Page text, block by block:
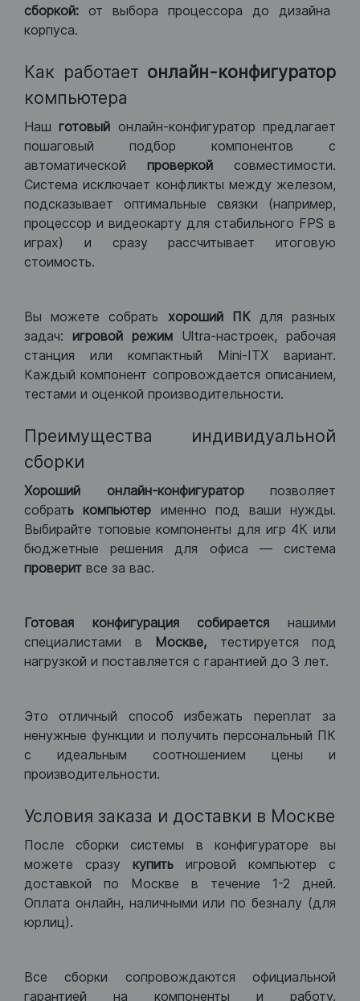
сборкой: от выбора процессора до дизайна
корпуса.
Как работает онлайн-конфигуратор
компьютера
Нашготовый онлайн-конфигуратор предлагает
пошаговый подбор компонентов с
автоматической проверкой совместимости.
Система исключает конфликты между железом,
подсказывает оптимальные связки (например,
процессор и видеокарту для стабильного FPS в
играх) и сразу рассчитывает итоговую
стоимость.
Вы можете собрать хороший ПКдля разных
задач: игровой режим Ultra-настроек, рабочая
станция или компактный Mini-ITX вариант.
Каждый компонент сопровождается описанием,
тестами и оценкой производительности.
Преимущества индивидуальной
сборки
Хороший онлайн-конфигураторпозволяет
собрать компьютер именно под ваши нужды.
Выбирайте топовые компоненты для игр 4К или
бюджетные решения для офиса — система
проверит все за вас.
Готовая конфигурация собираетсянашими
специалистами в Москве, тестируется под
нагрузкой и поставляется с гарантией до 3 лет.
Это отличный способ избежать переплат за
ненужные функции и получить персональный ПК
с идеальным соотношением цены и
производительности.
Условия заказа и доставки в Москве
После сборки системы в конфигураторе вы
можете сразу купить игровой компьютер с
доставкой по Москве в течение 1-2 дней.
Оплата онлайн, наличными или по безналу (для
юрлиц).
Все сборки сопровождаются официальной
гарантией на компоненты и работу.